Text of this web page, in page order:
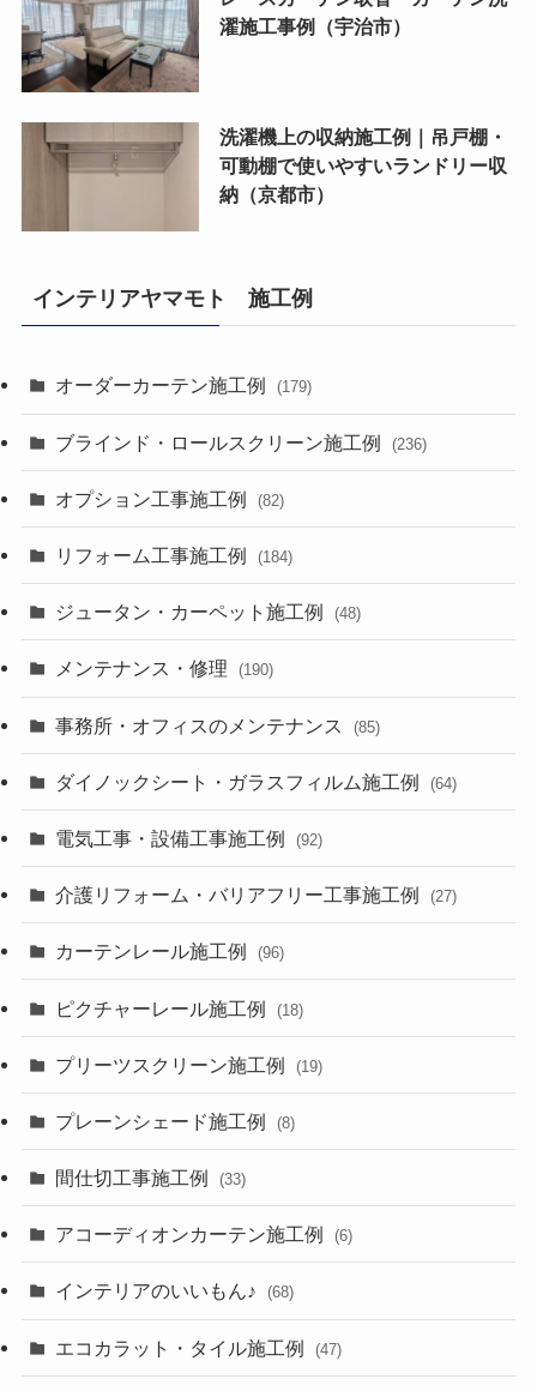
濯施工事例（宇治市）
洗濯機上の収納施工例｜吊戸棚・
可動棚で使いやすいランドリー収
納（京都市）
インテリアヤマモト 施工例
オーダーカーテン施工例 (179)
ブラインド・ロールスクリーン施工例 (236)
オプション工事施工例 (82)
リフォーム工事施工例 (184)
ジュータン・カーペット施工例 (48)
メンテナンス・修理 (190)
事務所・オフィスのメンテナンス (85)
ダイノックシート・ガラスフィルム施工例 (64)
電気工事・設備工事施工例 (92)
介護リフォーム・バリアフリー工事施工例 (27)
カーテンレール施工例 (96)
ピクチャーレール施工例 (18)
プリーツスクリーン施工例 (19)
プレーンシェード施工例 (8)
間仕切工事施工例 (33)
アコーディオンカーテン施工例 (6)
インテリアのいいもん♪ (68)
エコカラット・タイル施工例 (47)